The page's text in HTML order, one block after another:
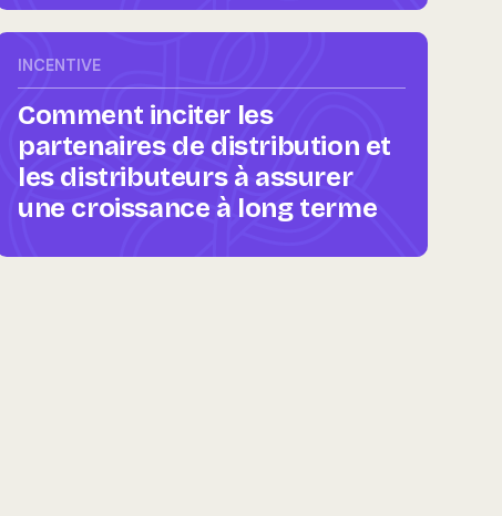
INCENTIVE
Comment inciter les
partenaires de distribution et
les distributeurs à assurer
une croissance à long terme